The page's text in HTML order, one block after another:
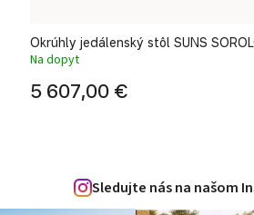
Okrúhly jedálenský stôl SUNS
Na dopyt
5 607,00 €
Sledujte nás na našom